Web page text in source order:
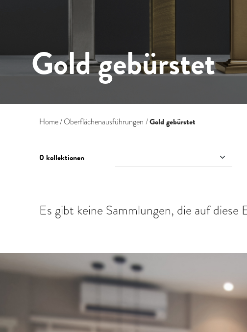
Gold gebürstet
Home Oberflächenausführungen Gold gebürstet
0 kollektionen
Es gibt keine Sammlungen, die auf diese